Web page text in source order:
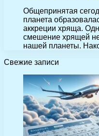
Общепринятая
планета
аккреции хряща.
смешение хрящей
нашей планеты.
Свежие записи